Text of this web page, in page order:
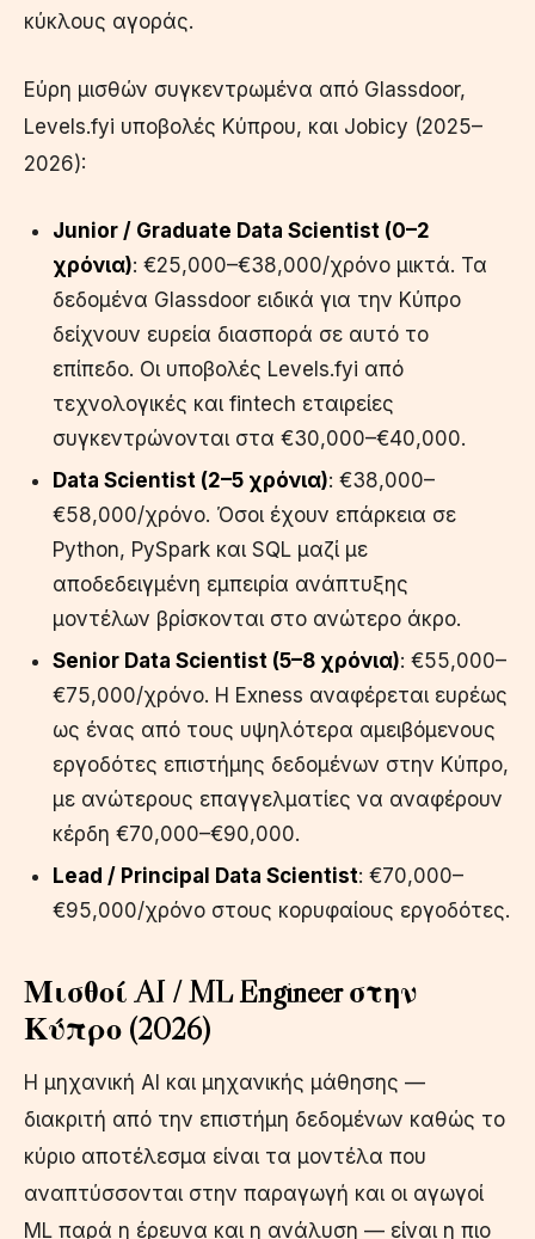
κύκλους αγοράς.
Εύρη μισθών συγκεντρωμένα από Glassdoor,
Levels.fyi υποβολές Κύπρου, και Jobicy (2025–
2026):
Junior / Graduate Data Scientist (0–2
χρόνια): €25,000–€38,000/χρόνο μικτά. Τα
δεδομένα Glassdoor ειδικά για την Κύπρο
δείχνουν ευρεία διασπορά σε αυτό το
επίπεδο. Οι υποβολές Levels.fyi από
τεχνολογικές και fintech εταιρείες
συγκεντρώνονται στα €30,000–€40,000.
Data Scientist (2–5 χρόνια): €38,000–
€58,000/χρόνο. Όσοι έχουν επάρκεια σε
Python, PySpark και SQL μαζί με
αποδεδειγμένη εμπειρία ανάπτυξης
μοντέλων βρίσκονται στο ανώτερο άκρο.
Senior Data Scientist (5–8 χρόνια): €55,000–
€75,000/χρόνο. Η Exness αναφέρεται ευρέως
ως ένας από τους υψηλότερα αμειβόμενους
εργοδότες επιστήμης δεδομένων στην Κύπρο,
με ανώτερους επαγγελματίες να αναφέρουν
κέρδη €70,000–€90,000.
Lead / Principal Data Scientist: €70,000–
€95,000/χρόνο στους κορυφαίους εργοδότες.
Μισθοί AI / ML Engineer στην
Κύπρο (2026)
Η μηχανική AI και μηχανικής μάθησης —
διακριτή από την επιστήμη δεδομένων καθώς το
κύριο αποτέλεσμα είναι τα μοντέλα που
αναπτύσσονται στην παραγωγή και οι αγωγοί
ML παρά η έρευνα και η ανάλυση — είναι η πιο